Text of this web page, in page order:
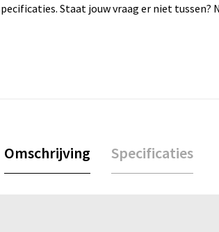
Staat jouw vraag er niet tussen?
Omschrijving Specificaties